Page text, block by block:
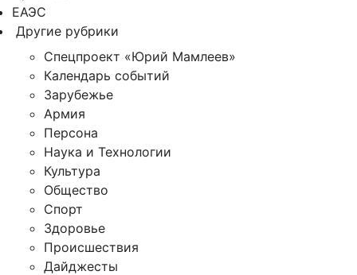
ЕАЭС
Другие рубрики
Спецпроект «Юрий Мамлеев»
Календарь событий
Зарубежье
Армия
Персона
Наука и Технологии
Культура
Общество
Спорт
Здоровье
Происшествия
Дайджесты